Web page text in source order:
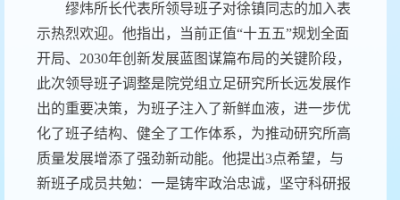
缪炜所长代表所领导班子对徐镇同志的加入表
示热烈欢迎。他指出，当前正值“十五五”规划全面
开局、2030年创新发展蓝图谋篇布局的关键阶段，
此次领导班子调整是院党组立足研究所长远发展作
出的重要决策，为班子注入了新鲜血液，进一步优
化了班子结构、健全了工作体系，为推动研究所高
质量发展增添了强劲新动能。他提出3点希望，与
新班子成员共勉：一是铸牢政治忠诚，坚守科研报